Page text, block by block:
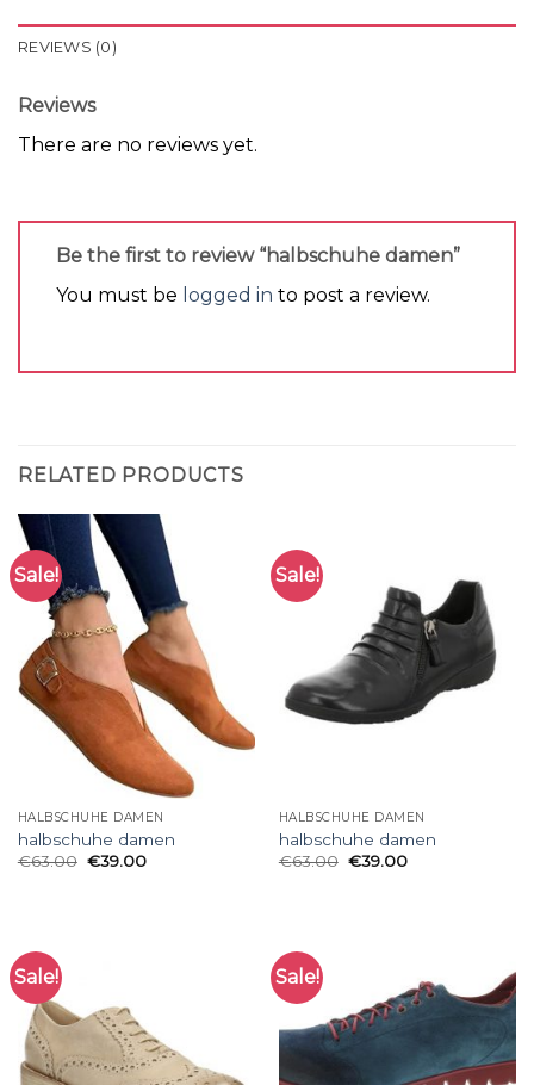
REVIEWS (0)
Reviews
There are no reviews yet.
Be the first to review “halbschuhe damen”
You must be logged in to post a review.
RELATED PRODUCTS
Sale!
HALBSCHUHE DAMEN
halbschuhe damen
€63.00 €39.00
Sale!
HALBSCHUHE DAMEN
halbschuhe damen
€63.00 €39.00
Sale! Sale!